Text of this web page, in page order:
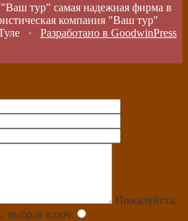
тур" самая надежная фирма в
компания "Ваш тур"
· Разработано в GoodwinPress
Пожалуйста,
выбрав ключ.